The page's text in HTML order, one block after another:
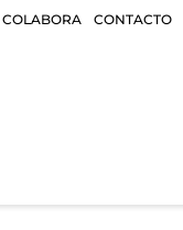
COLABORA CONTACTO